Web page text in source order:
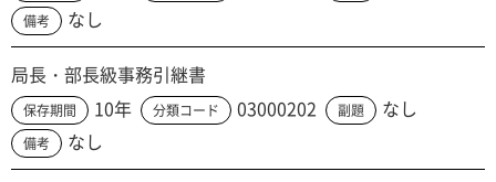
備考 なし
局長・部長級事務引継書
保存期間 10年 分類コード 03000202 副題 なし
備考 なし